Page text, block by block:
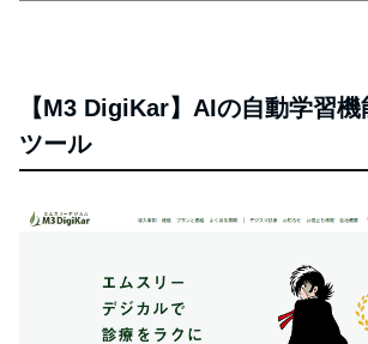
【M3 DigiKar】AIの自動学習
ツール